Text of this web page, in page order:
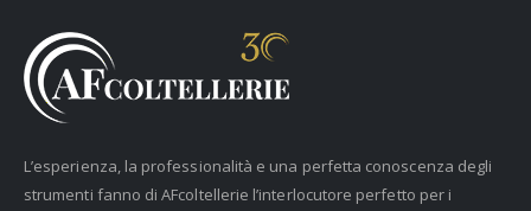
L’esperienza, la professionalità e una perfetta conoscenza degli
strumenti fanno di AFcoltellerie l’interlocutore perfetto per i